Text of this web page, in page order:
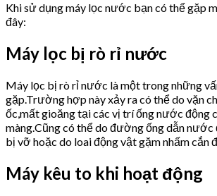
Khi sử dụng máy lọc nước bạn có thể gặp
đây:
Máy lọc bị rò rỉ nước
Máy lọc bị rò rỉ nước là một trong những
gặp.Trường hợp này xảy ra có thể do vặn
ốc,mất gioăng tại các vị trí ống nước động
màng.Cũng có thể do đường ống dẫn nước
bị vỡ hoặc do loai động vật gặm nhấm cắn
Máy kêu to khi hoạt động